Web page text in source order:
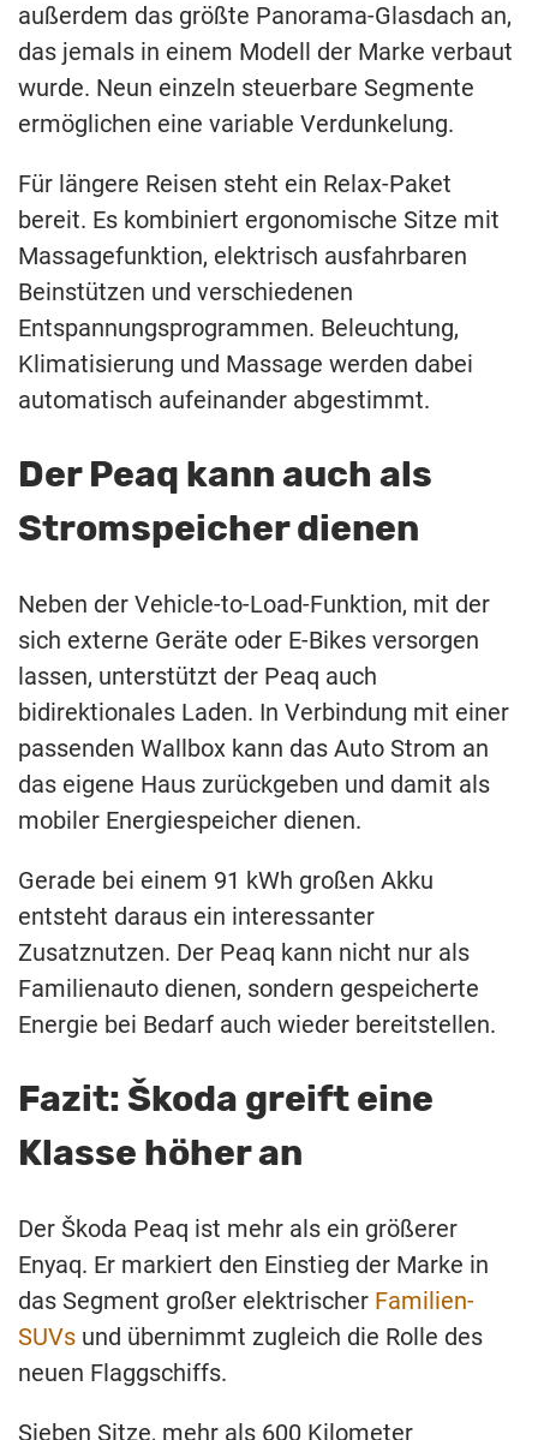
außerdem das größte Panorama-Glasdach an,
das jemals in einem Modell der Marke verbaut
wurde. Neun einzeln steuerbare Segmente
ermöglichen eine variable Verdunkelung.
Für längere Reisen steht ein Relax-Paket
bereit. Es kombiniert ergonomische Sitze mit
Massagefunktion, elektrisch ausfahrbaren
Beinstützen und verschiedenen
Entspannungsprogrammen. Beleuchtung,
Klimatisierung und Massage werden dabei
automatisch aufeinander abgestimmt.
Der Peaq kann auch als
Stromspeicher dienen
Neben der Vehicle-to-Load-Funktion, mit der
sich externe Geräte oder E-Bikes versorgen
lassen, unterstützt der Peaq auch
bidirektionales Laden. In Verbindung mit einer
passenden Wallbox kann das Auto Strom an
das eigene Haus zurückgeben und damit als
mobiler Energiespeicher dienen.
Gerade bei einem 91 kWh großen Akku
entsteht daraus ein interessanter
Zusatznutzen. Der Peaq kann nicht nur als
Familienauto dienen, sondern gespeicherte
Energie bei Bedarf auch wieder bereitstellen.
Fazit: Škoda greift eine
Klasse höher an
Der Škoda Peaq ist mehr als ein größerer
Enyaq. Er markiert den Einstieg der Marke in
das Segment großer elektrischer Familien-
SUVs und übernimmt zugleich die Rolle des
neuen Flaggschiffs.
Sieben Sitze, mehr als 600 Kilometer